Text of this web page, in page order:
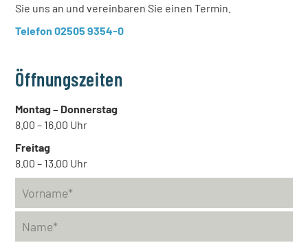
Sie uns an und vereinbaren Sie einen Termin.
Telefon 02505 9354-0
Öffnungszeiten
Montag – Donnerstag
8.00 – 16.00 Uhr
Freitag
8.00 – 13.00 Uhr